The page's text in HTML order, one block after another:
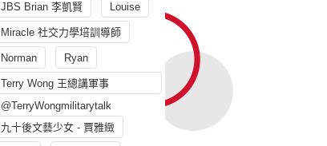
JBS Brian 李凱賢 Louise
Miracle 社交力學培訓導師
Norman Ryan
Terry Wong 王總講軍事
@TerryWongmilitarytalk
九十後文藝少女 - 賈雅緻